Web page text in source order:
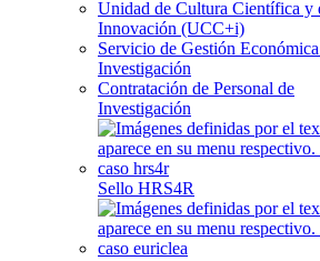
Unidad de Cultura Científica y
Innovación (UCC+i)
Servicio de Gestión
Investigación
Contratación de Personal de
Investigación
Sello HRS4R